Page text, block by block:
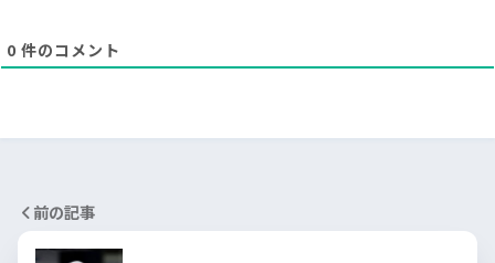
0 件のコメント
前の記事